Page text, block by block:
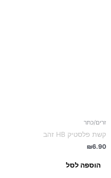
זרים/כתר
קשת פלסטיק HB זהב
₪6.90
הוספה לסל